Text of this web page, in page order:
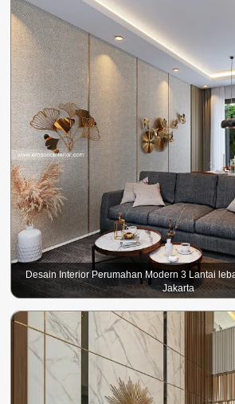
Desain Interior Perumahan Modern 3 Lantai
Jakarta